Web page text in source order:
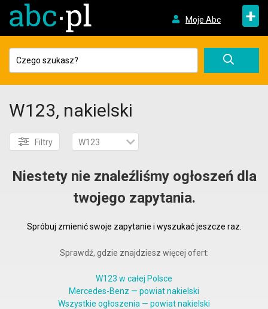
Moje Abc +
W123, nakielski
Filtry W123
Niestety nie znaleźliśmy ogłoszeń dla
twojego zapytania.
Spróbuj zmienić swoje zapytanie i wyszukać jeszcze raz.
Sprawdź, gdzie znajdziesz więcej ofert:
W123 w całej Polsce
Mercedes-Benz — powiat nakielski
Wszystkie ogłoszenia — powiat nakielski